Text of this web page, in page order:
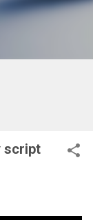
script